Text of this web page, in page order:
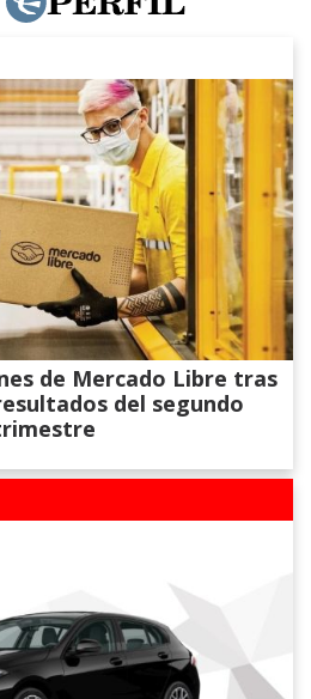
de Mercado Libre tras
del segundo